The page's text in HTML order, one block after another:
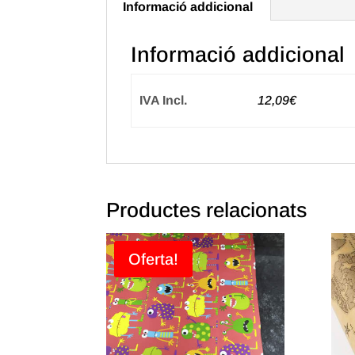
Informació addicional
Informació addicional
IVA Incl. 12,09€
Productes relacionats
Oferta!